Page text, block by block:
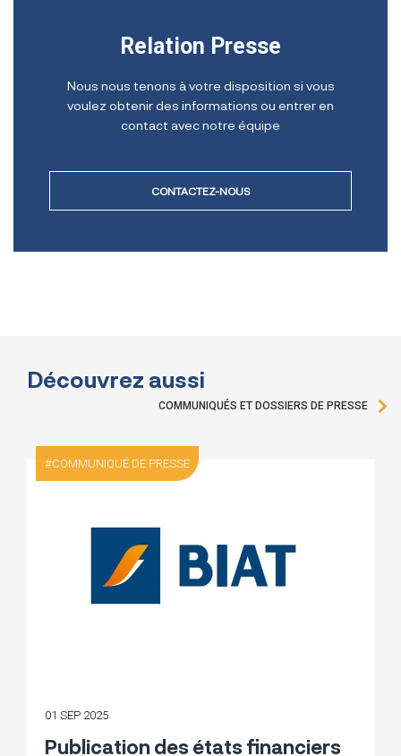
Relation Presse
Nous nous tenons à votre disposition si vous
voulez obtenir des informations ou entrer en
contact avec notre équipe
CONTACTEZ-NOUS
Découvrez aussi
COMMUNIQUÉS ET DOSSIERS DE PRESSE
COMMUNIQUÉ DE PRESSE
01 SEP 2025
Publication des états financiers